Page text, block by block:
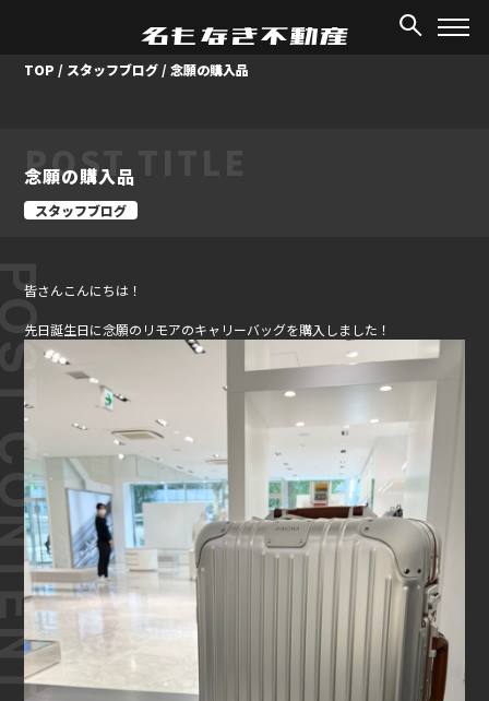
TOP / スタッフブログ /念願の購入品
POST TITLE
念願の購入品
スタッフブログ
皆さんこんにちは！
先日誕生日に念願のリモアのキャリーバッグを購入しました！